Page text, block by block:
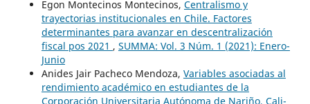
Egon Montecinos Montecinos, Centralismo y
trayectorias institucionales en Chile. Factores
determinantes para avanzar en descentralización
fiscal pos 2021 , SUMMA: Vol. 3 Núm. 1 (2021): Enero-
Junio
Anides Jair Pacheco Mendoza, Variables asociadas al
rendimiento académico en estudiantes de la
Corporación Universitaria Autónoma de Nariño, Cali-